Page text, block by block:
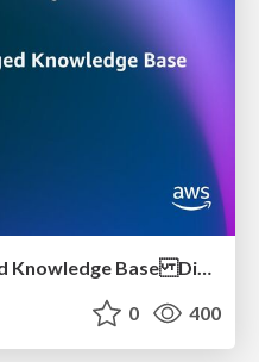
Amazon Bedrock Managed Knowledge Base Dive Deep
0 400